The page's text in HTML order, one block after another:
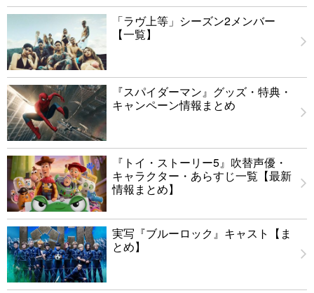
「ラヴ上等」シーズン2メンバー
【一覧】
『スパイダーマン』グッズ・特典・
キャンペーン情報まとめ
『トイ・ストーリー5』吹替声優・
キャラクター・あらすじ一覧【最新
情報まとめ】
実写『ブルーロック』キャスト【ま
とめ】